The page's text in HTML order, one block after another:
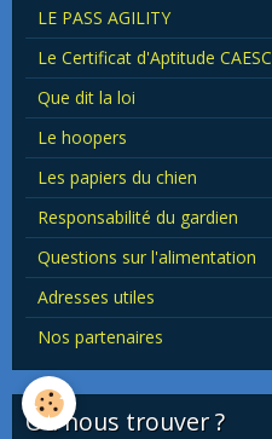
LE PASS AGILITY
Le Certificat d'Aptitude CAESC
Que dit la loi
Le hoopers
Les papiers du chien
Responsabilité du gardien
Questions sur l'alimentation
Adresses utiles
Nos partenaires
Où nous trouver ?